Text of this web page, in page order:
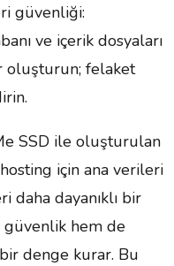
güvenliği:
ve içerik dosyaları
oluşturun; felaket
SSD ile oluşturulan
için ana verileri
daha dayanıklı bir
güvenlik hem de
bir denge kurar. Bu